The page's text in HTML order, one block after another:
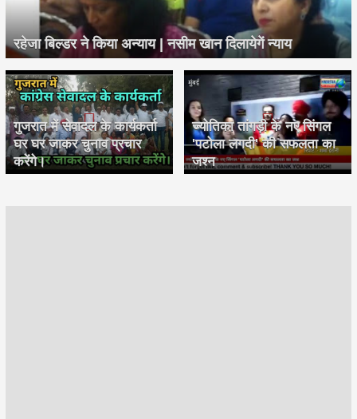
रहेजा बिल्डर ने किया अन्याय | नसीम खान दिलायेगें न्याय
गुजरात में सेवादल के कार्यकर्ता
घर घर जाकर चुनाव प्रचार
करेंगे।
ज्योतिका तांगड़ी के नए सिंगल
'पटोला लगदी' की सफलता का
जश्न